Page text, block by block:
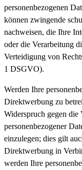
personenbezogenen
können zwingende
nachweisen, die Ihre
oder die Verarbeitung
Verteidigung von
1 DSGVO).
Werden Ihre
Direktwerbung zu
Widerspruch gegen die
personenbezogener
einzulegen; dies gilt
Direktwerbung in
werden Ihre